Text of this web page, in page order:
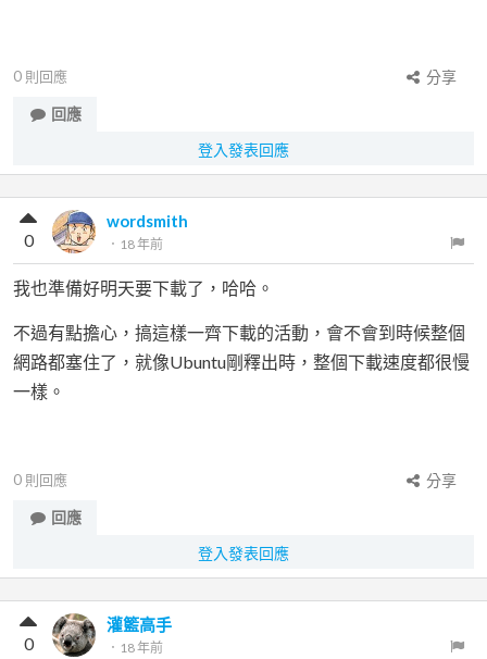
0 則回應
分享
回應
登入發表回應
wordsmith
． 18 年前
0
我也準備好明天要下載了，哈哈。
不過有點擔心，搞這樣一齊下載的活動，會不會到時候整個
網路都塞住了，就像Ubuntu剛釋出時，整個下載速度都很慢
一樣。
0 則回應
分享
回應
登入發表回應
灌籃高手
． 18 年前
0